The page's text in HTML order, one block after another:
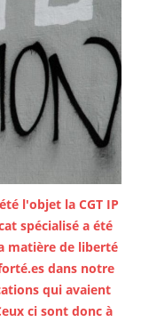
l'objet la CGT IP
spécialisé a été
matière de liberté
dans notre
qui avaient
ci sont donc à